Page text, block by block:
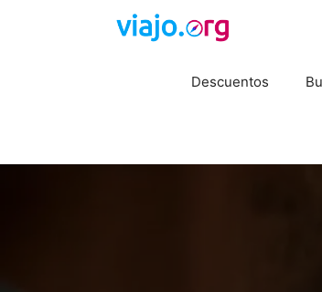
Descuentos